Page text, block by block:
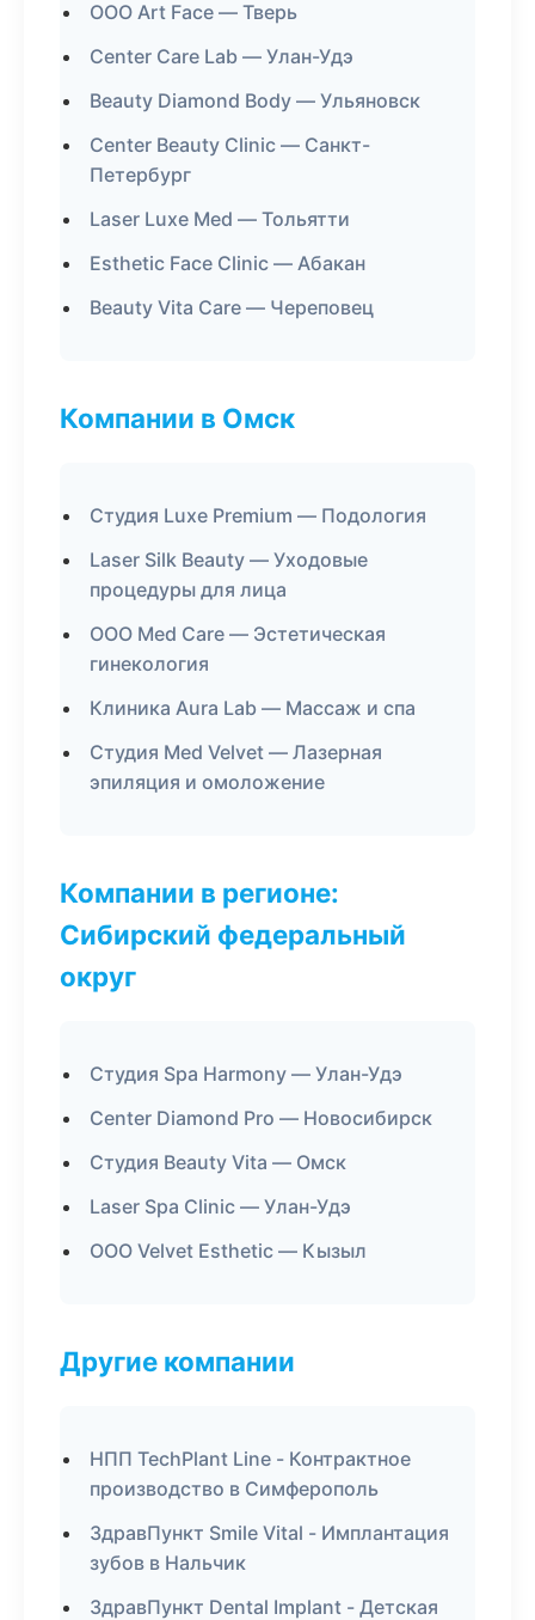
ООО Art Face — Тверь
Center Care Lab — Улан-Удэ
Beauty Diamond Body — Ульяновск
Center Beauty Clinic — Санкт-
Петербург
Laser Luxe Med — Тольятти
Esthetic Face Clinic — Абакан
Beauty Vita Care — Череповец
Компании в Омск
Студия Luxe Premium — Подология
Laser Silk Beauty — Уходовые
процедуры для лица
ООО Med Care — Эстетическая
гинекология
Клиника Aura Lab — Массаж и спа
Студия Med Velvet — Лазерная
эпиляция и омоложение
Компании в регионе:
Сибирский федеральный
округ
Студия Spa Harmony — Улан-Удэ
Center Diamond Pro — Новосибирск
Студия Beauty Vita — Омск
Laser Spa Clinic — Улан-Удэ
ООО Velvet Esthetic — Кызыл
Другие компании
НПП TechPlant Line - Контрактное
производство в Симферополь
ЗдравПункт Smile Vital - Имплантация
зубов в Нальчик
ЗдравПункт Dental Implant - Детская